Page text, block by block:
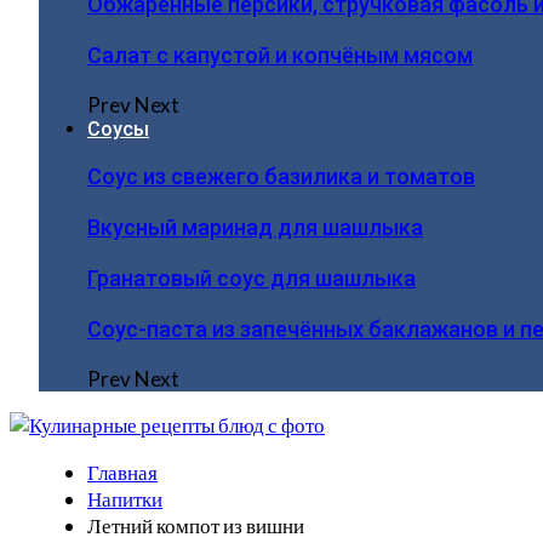
Салат с капустой и копчёным мясом
PrevNext
Соусы
Соус из свежего базилика и томатов
Вкусный маринад для шашлыка
Гранатовый соус для шашлыка
Соус-паста из запечённых баклажанов и
PrevNext
Главная
Напитки
Летний компот из вишни